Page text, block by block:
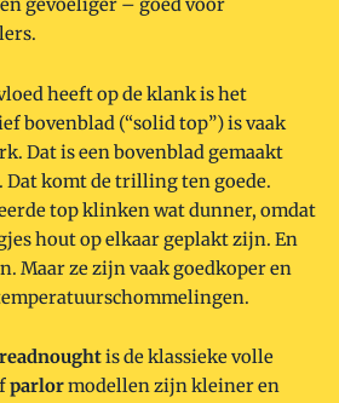
gevoeliger – goed voor
heeft op de klank is het
bovenblad (“solid top”) is vaak
Dat is een bovenblad gemaakt
Dat komt de trilling ten goede.
top klinken wat dunner, omdat
hout op elkaar geplakt zijn. En
Maar ze zijn vaak goedkoper en
is de klassieke volle
parlormodellen zijn kleiner en